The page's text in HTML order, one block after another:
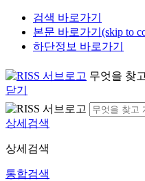
검색 바로가기
본문 바로가기(skip to
하단정보 바로가기
무엇을 찾
닫기
상세검색
상세검색
통합검색